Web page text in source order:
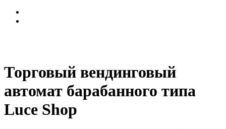
Торговый вендинговый
автомат барабанного типа
Luce Shop